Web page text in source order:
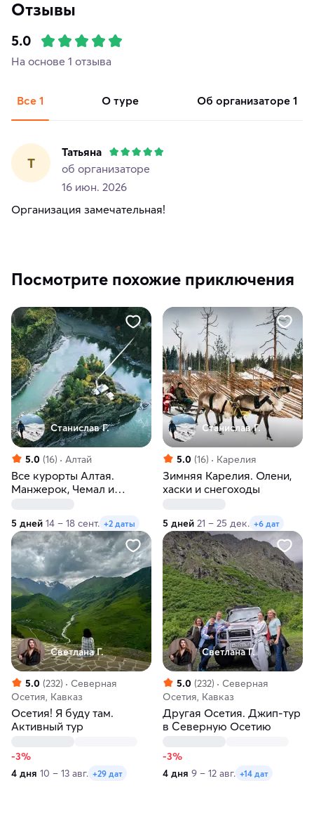
Отзывы
5.0
На основе 1 отзыва
Все 1 о туре об организаторе 1
Т
Татьяна
об организаторе
16 июн. 2026
Организация замечательная!
Посмотрите похожие приключения
Станислав Г.
5.0 (16) Алтай
Все курорты Алтая.
Манжерок, Чемал и
5 дней 14 – 18 сент. +2 даты
Станислав Г.
5.0 (16) Карелия
Зимняя Карелия. Олени,
хаски и снегоходы
5 дней 21 – 25 дек. +6 дат
Светлана Г.
5.0 (232)
Северная
Осетия, Кавказ
Осетия! Я буду там.
Активный тур
-3%
4 дня 10 – 13 авг. +29 дат
Светлана Г.
5.0 (232)
Северная
Осетия, Кавказ
Другая Осетия. Джип-тур
в Северную Осетию
-3%
4 дня 9 – 12 авг. +14 дат